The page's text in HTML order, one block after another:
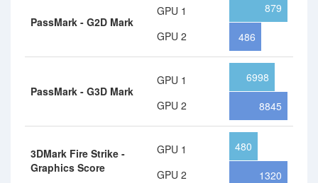
PassMark - G2D Mark
GPU 1
GPU 2
879
486
PassMark - G3D Mark
GPU 1
GPU 2
6998
8845
3DMark Fire Strike -
Graphics Score
GPU 1
GPU 2
480
1320